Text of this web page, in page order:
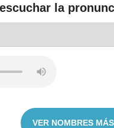
la
VER NOMBRES